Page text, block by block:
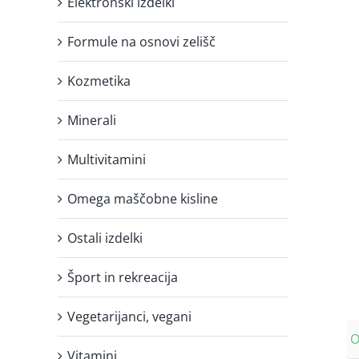
Formule na osnovi zelišč
Kozmetika
Minerali
Multivitamini
Omega maščobne kisline
Ostali izdelki
Šport in rekreacija
Vegetarijanci, vegani